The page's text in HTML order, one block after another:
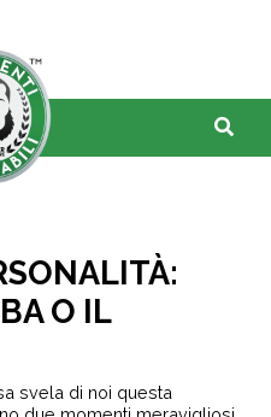
O IL
svela di noi questa